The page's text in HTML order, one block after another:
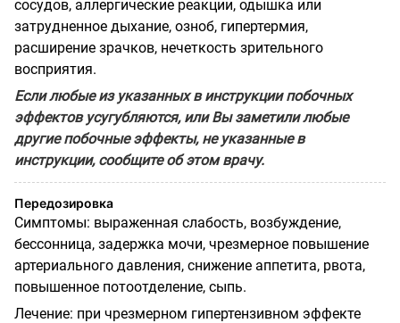
сосудов, аллергические реакции, одышка или
затрудненное дыхание, озноб, гипертермия,
расширение зрачков, нечеткость зрительного
восприятия.
Если любые из указанных в инструкции побочных
эффектов усугубляются, или Вы заметили любые
другие побочные эффекты, не указанные в
инструкции, сообщите об этом врачу.
Передозировка
Симптомы: выраженная слабость, возбуждение,
бессонница, задержка мочи, чрезмерное повышение
артериального давления, снижение аппетита, рвота,
повышенное потоотделение, сыпь.
Лечение: при чрезмерном гипертензивном эффекте